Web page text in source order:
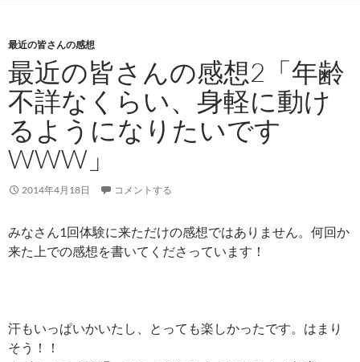
最近の皆さんの感想
最近の皆さんの感想2「年齢
不詳なくらい、身軽に動け
るようになりたいです
WWW」
2014年4月18日 コメントする
みなさん1回体験に来ただけの感想ではありません。何回か
来た上での感想を書いてくださっています！
汗もいっぱいかいたし、とっても楽しかったです。はまり
そう！！